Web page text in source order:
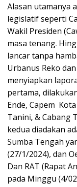
Alasan utamanya
legislatif seperti
Wakil Presiden
masa tenang.
lancar tanpa
Urbanus Reko
menyiapkan
pertama,
Ende, Capem
Tanini, & Cabang
kedua diadakan
Sumba Tengah
(27/1/2024), dan
Dan RAT (Rapat
pada Minggu (4/